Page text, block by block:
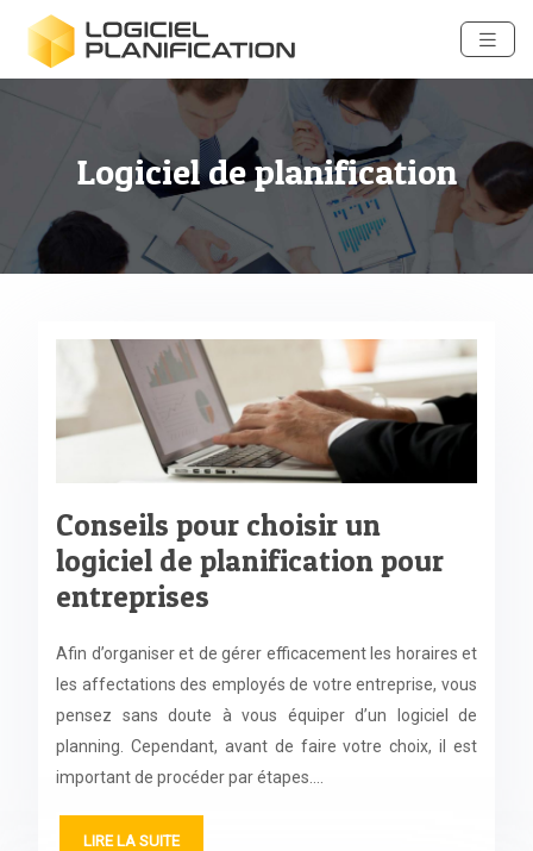
Logiciel de planification
Conseils pour choisir un
logiciel de planification pour
entreprises
Afin d’organiser et de gérer efficacement les horaires et
les affectations des employés de votre entreprise, vous
pensez sans doute à vous équiper d’un logiciel de
planning. Cependant, avant de faire votre choix, il est
important de procéder par étapes….
LIRE LA SUITE